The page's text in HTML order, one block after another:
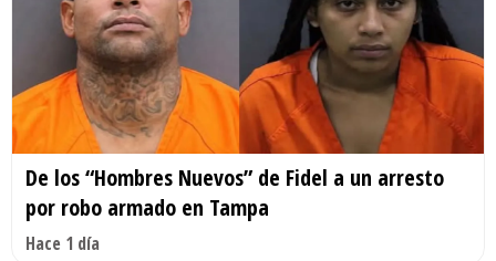
De los “Hombres Nuevos” de Fidel a un arresto
por robo armado en Tampa
Hace 1 día